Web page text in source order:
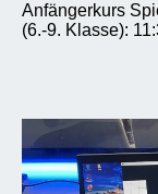
Anfängerkurs
(6.-9. Klasse):